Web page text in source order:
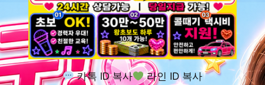
카톡 ID 복사
라인 ID 복사